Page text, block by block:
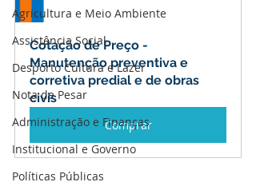
Agricultura e Meio Ambiente
Assistência Social
Desporto Cultura e Lazer
Nota de Pesar
Administração e Finanças
Institucional e Governo
Políticas Públicas
Cotação de Preço -
Manutenção preventiva e
corretiva predial e de obras
civis
Comprar